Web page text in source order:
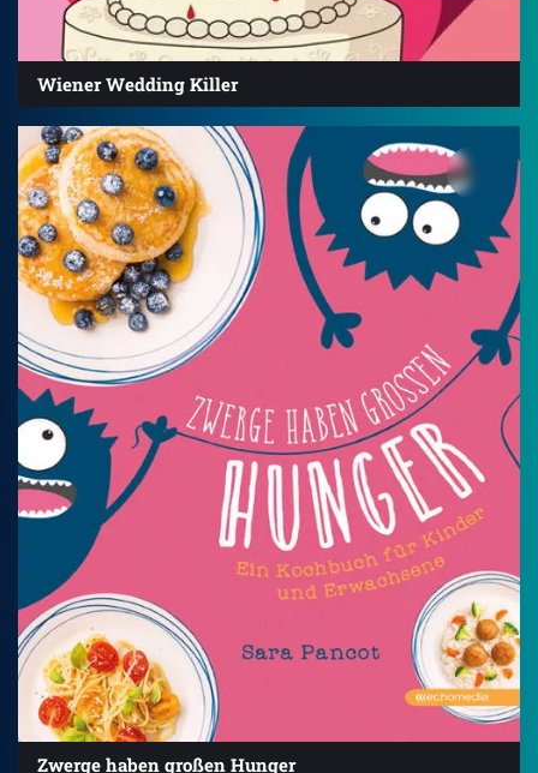
Wiener Wedding Killer
Zwerge haben großen Hunger